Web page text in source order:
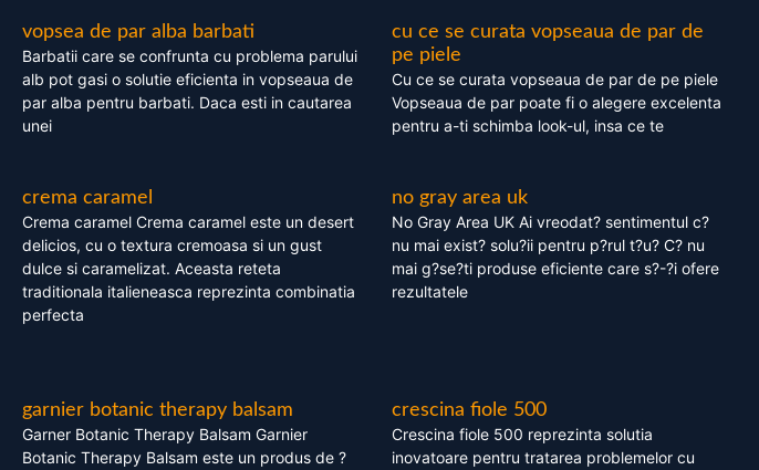
vopsea de par alba barbati
Barbatii care se confrunta cu problema parului
alb pot gasi o solutie eficienta in vopseaua de
par alba pentru barbati. Daca esti in cautarea
unei
cu ce se curata vopseaua de par de
pe piele
Cu ce se curata vopseaua de par de pe piele
Vopseaua de par poate fi o alegere excelenta
pentru a-ti schimba look-ul, insa ce te
crema caramel
Crema caramel Crema caramel este un desert
delicios, cu o textura cremoasa si un gust
dulce si caramelizat. Aceasta reteta
traditionala italieneasca reprezinta combinatia
perfecta
no gray area uk
No Gray Area UK Ai vreodat? sentimentul c?
nu mai exist? solu?ii pentru p?rul t?u? C? nu
mai g?se?ti produse eficiente care s?-?i ofere
rezultatele
garnier botanic therapy balsam
Garner Botanic Therapy Balsam Garnier
Botanic Therapy Balsam este un produs de ?
crescina fiole 500
Crescina fiole 500 reprezinta solutia
inovatoare pentru tratarea problemelor cu